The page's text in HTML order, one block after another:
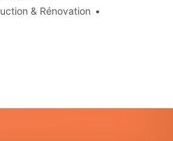
& Rénovation